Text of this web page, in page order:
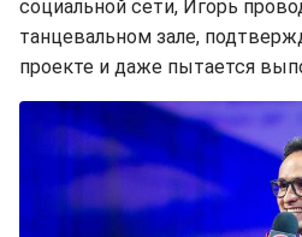
социальной сети, Игорь
танцевальном зале,
проекте и даже пытается